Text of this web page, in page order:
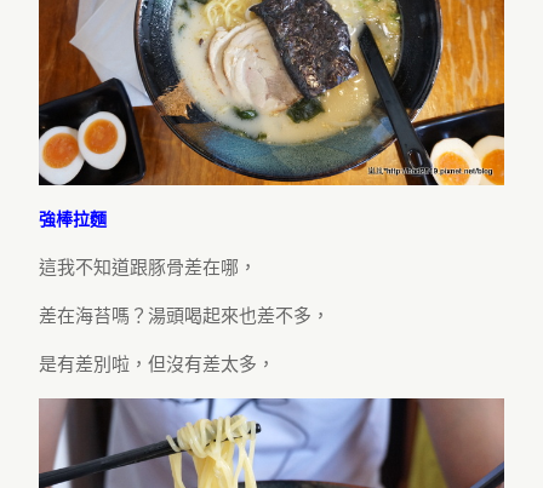
強棒拉麵
這我不知道跟豚骨差在哪，
差在海苔嗎？湯頭喝起來也差不多，
是有差別啦，但沒有差太多，